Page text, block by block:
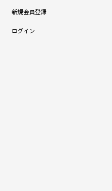
新規会員登録
ログイン